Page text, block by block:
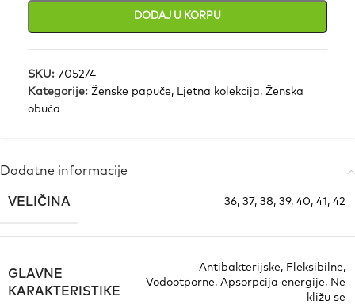
DODAJ U KORPU
SKU: 7052/4
Kategorije: Ženske papuče, Ljetna kolekcija, Ženska
obuća
Dodatne informacije
VELIČINA 36, 37, 38, 39, 40, 41 , 42
GLAVNE
KARAKTERISTIKE
Antibakterijske, Fleksibilne,
Vodootporne, Apsorpcija energije, Ne
kližu se